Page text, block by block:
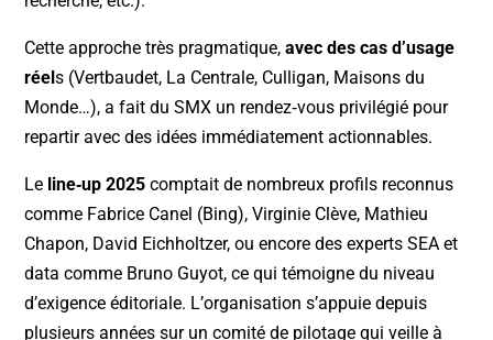
Cette approche très pragmatique,avec des cas d’usage
réels (Vertbaudet, La Centrale, Culligan, Maisons du
Monde…), a fait du SMX un rendez‑vous privilégié pour
repartir avec des idées immédiatement actionnables.
Le line‑up 2025 comptait de nombreux profils reconnus
comme Fabrice Canel (Bing), Virginie Clève, Mathieu
Chapon, David Eichholtzer, ou encore des experts SEA et
data comme Bruno Guyot, ce qui témoigne du niveau
d’exigence éditoriale. L’organisation s’appuie depuis
plusieurs années sur un comité de pilotage qui veille à